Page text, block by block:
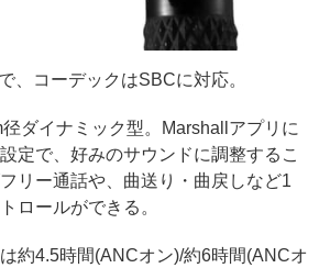
、コーデックはSBCに対応。
径ダイナミック型。Marshallアプリに
定で、好みのサウンドに調整するこ
リー通話や、曲送り・曲戻しなど1
ロールができる。
約4.5時間(ANCオン)/約6時間(ANCオ